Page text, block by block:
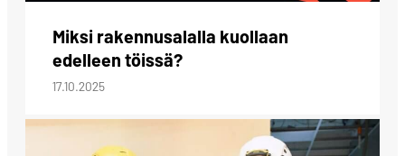
Miksi rakennusalalla kuollaan
edelleen töissä?
17.10.2025